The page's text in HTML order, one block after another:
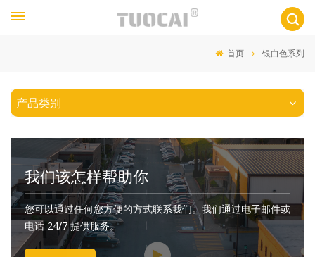
首页 银白色系列
产品类别
我们该怎样帮助你
您可以通过任何您方便的方式联系我们。我们通过电子邮件或
电话 24/7 提供服务。